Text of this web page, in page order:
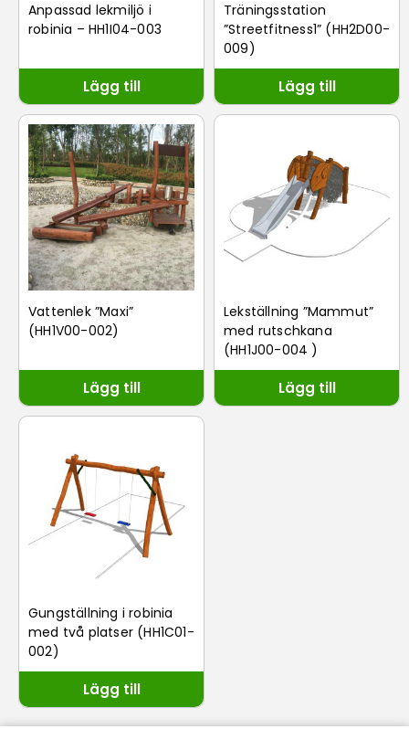
Anpassad lekmiljö i
robinia – HH1I04-003
Lägg till
Träningsstation
”Streetfitness1” (HH2D00-
009)
Lägg till
Vattenlek ”Maxi”
(HH1V00-002)
Lägg till
Lekställning ”Mammut”
med rutschkana
(HH1J00-004 )
Lägg till
Gungställning i robinia
med två platser (HH1C01-
002)
Lägg till